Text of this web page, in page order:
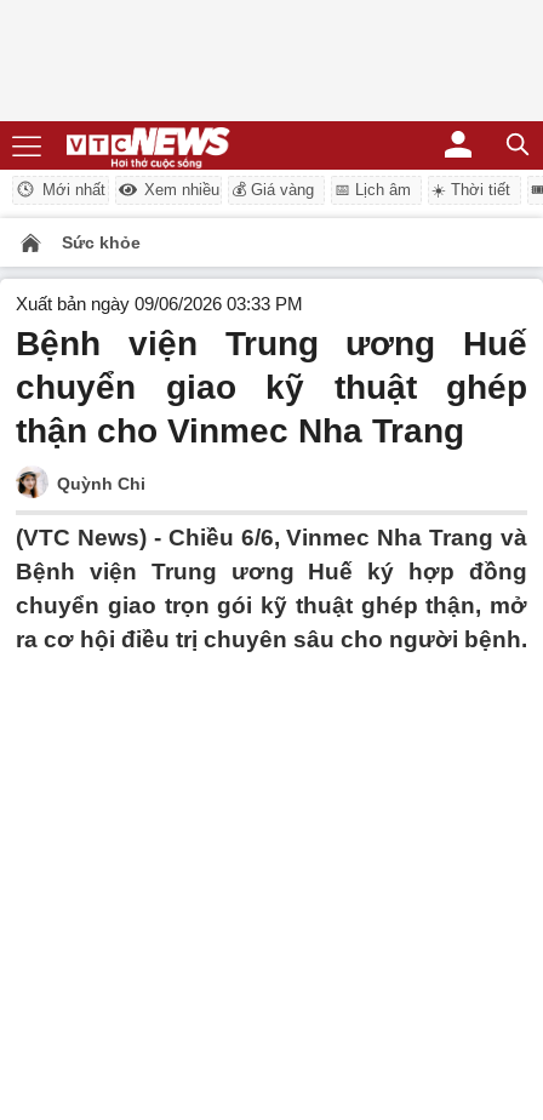
Mới nhất Xem nhiều 💰 Giá vàng 📅 Lịch âm ☀️ Thời tiết
Sức khỏe
Xuất bản ngày 09/06/2026 03:33 PM
Bệnh viện Trung ương Huế
chuyển giao kỹ thuật ghép
thận cho Vinmec Nha Trang
Quỳnh Chi
(VTC News) - Chiều 6/6, Vinmec Nha Trang và
Bệnh viện Trung ương Huế ký hợp đồng
chuyển giao trọn gói kỹ thuật ghép thận, mở
ra cơ hội điều trị chuyên sâu cho người bệnh.